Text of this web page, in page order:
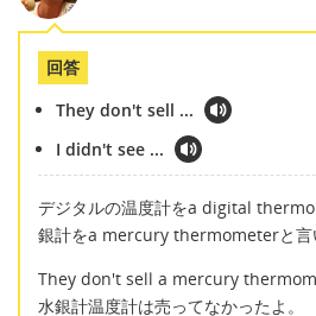
回答
They don't sell ...
I didn't see ...
デジタルの温度計をa digital
銀計をa mercury thermometerと言
They don't sell a mercury
水銀計温度計は売ってなかったよ。